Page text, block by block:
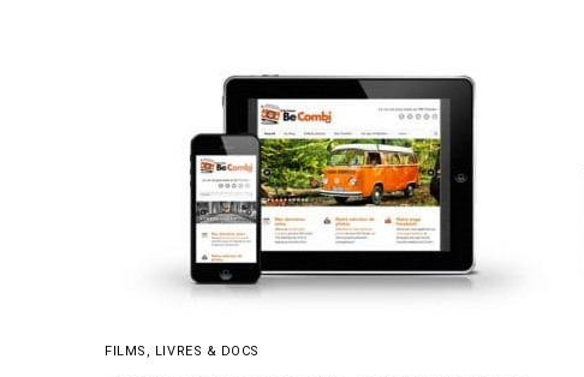
FILMS, LIVRES & DOCS